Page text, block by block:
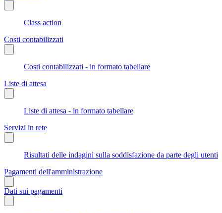
Class action
Costi contabilizzati
Costi contabilizzati - in formato tabellare
Liste di attesa
Liste di attesa - in formato tabellare
Servizi in rete
Risultati delle indagini sulla soddisfazione da parte degli utenti
Pagamenti dell'amministrazione
Dati sui pagamenti